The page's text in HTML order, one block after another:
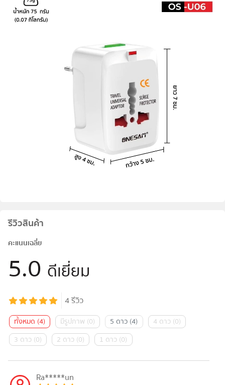
รีวิวสินค้า
คะแนนเฉลี่ย
5.0 ดีเยี่ยม
4รีวิว
ทั้งหมด (4) มีรูปภาพ (0) 5 ดาว (4) 4 ดาว (0)
3 ดาว (0) 2 ดาว (0) 1 ดาว (0)
Ra*****un